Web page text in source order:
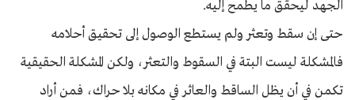
الجهد ليحقق ما يطمح إليه.
حتى إن سقط وتعثر ولم يستطع الوصول إلى تحقيق أحلامه
فالمشكلة ليست البتة في السقوط والتعثر، ولكن المشكلة الحقيقية
تكمن في أن يظل الساقط والعاثر في مكانه بلا حراك، فمن أراد